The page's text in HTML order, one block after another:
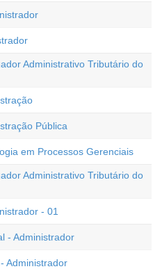
Administrativo Tributário do
Pública
em Processos Gerenciais
Administrativo Tributário do
- 01
- Administrador
Administrador